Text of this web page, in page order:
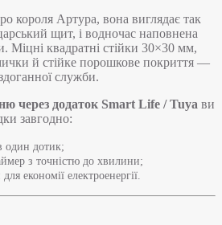
короля Артура, вона виглядає так
щит, і водночас наповнена
Міцні квадратні стійки 30×30 мм,
й стійке порошкове покриття —
служби.
через додаток Smart Life / Tuya ви
завгодно:
один дотик;
з точністю до хвилини;
економії електроенергії.